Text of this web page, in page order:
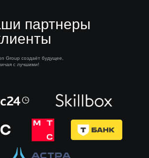
партнеры
Group создаёт будущее,
с лучшими!